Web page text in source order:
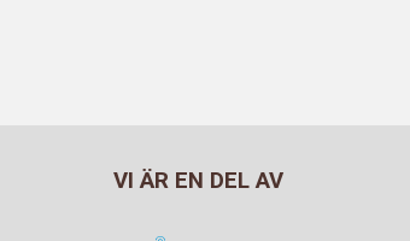
VI ÄR EN DEL AV